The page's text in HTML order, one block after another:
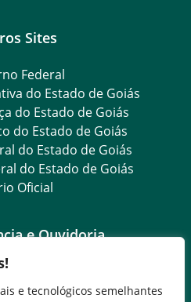
e tecnológicos semelhantes
Sites
Federal
do Estado de Goiás
do Estado de Goiás
do Estado de Goiás
do Estado de Goiás
do Estado de Goiás
Oficial
e Ouvidoria
LGPD